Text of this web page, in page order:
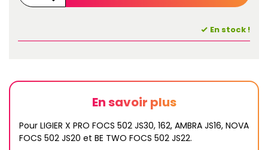
En stock !
En savoir plus
Pour LIGIER X PRO FOCS 502 JS30, 162, AMBRA JS16, NOVA
FOCS 502 JS20 et BE TWO FOCS 502 JS22.